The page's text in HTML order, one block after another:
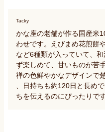
Tacky
かな座の老舗が作る国産米
わせです。えびまめ花煎餅
など6種類が入っていて、
ず楽しめて、甘いものが苦
禅の色鮮やかなデザインで
、日持ちも約120日と長め
ちを伝えるのにぴったりです